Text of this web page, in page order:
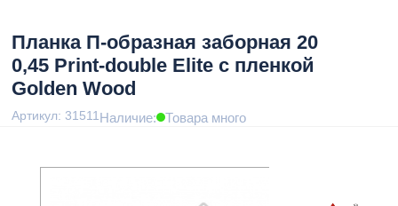
Планка П-образная заборная 20
0,45 Print-double Elite с пленкой
Golden Wood
Артикул: 31511 Наличие: Товара много